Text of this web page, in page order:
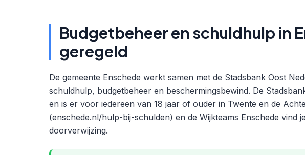
Budgetbeheer en schuldhulp in
geregeld
De gemeente Enschede werkt samen met de Stadsbank Oost
schuldhulp, budgetbeheer en beschermingsbewind. De
en is er voor iedereen van 18 jaar of ouder in Twente en de
(enschede.nl/hulp-bij-schulden) en de Wijkteams Enschede vind
doorverwijzing.